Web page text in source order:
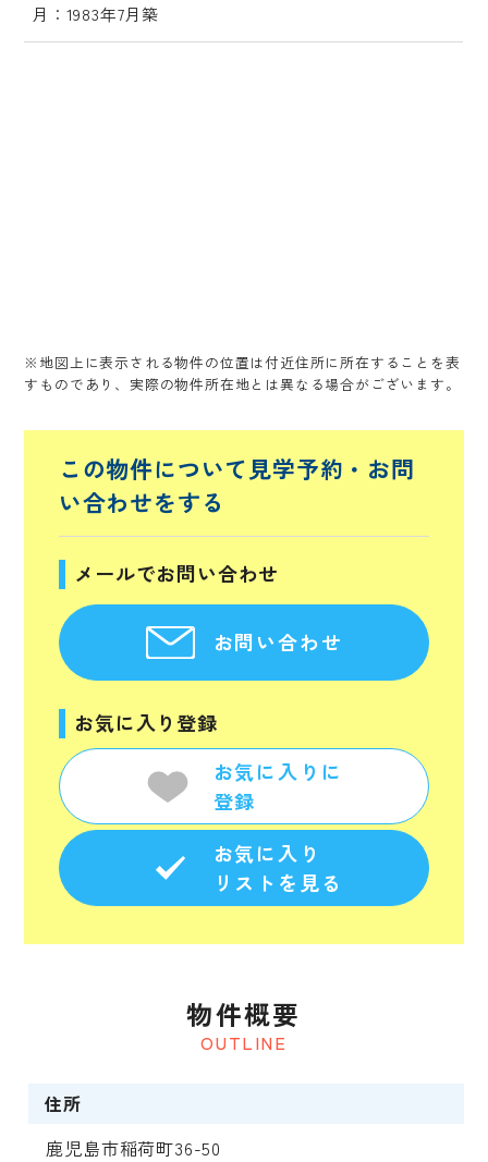
月：1983年7月築
※地図上に表示される物件の位置は付近住所に所在することを表
すものであり、実際の物件所在地とは異なる場合がございます。
この物件について見学予約・ お問
い合わせをする
メールでお問い合わせ
お問い合わせ
お気に入り登録
お気に入りに
登録
お気に入り
リストを見る
OUTLINE
物件概要
住所
鹿児島市稲荷町36-50